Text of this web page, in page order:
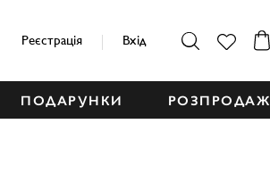
Реєстрація Вхід
ПОДАРУНКИ РОЗПРОДАЖ